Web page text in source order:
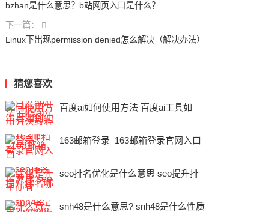
bzhan是什么意思？b站网页入口是什么？
下一篇：
Linux下出现permission denied怎么解决（解决办法）
猜您喜欢
百度ai如何使用方法 百度ai工具如
163邮箱登录_163邮箱登录官网入口
seo排名优化是什么意思 seo提升排
snh48是什么意思? snh48是什么性质